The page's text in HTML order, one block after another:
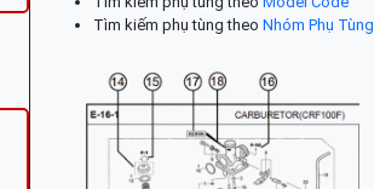
Tìm kiếm phụ tùng theo Nhóm Phụ Tùng